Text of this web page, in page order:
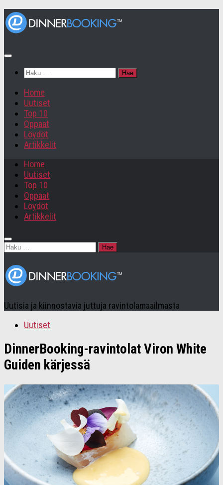
Haku:
Home
Uutiset
Top 10
Oppaat
Löydöt
Artikkelit
Home
Uutiset
Top 10
Oppaat
Löydöt
Artikkelit
Haku:
Uutisia ja kiinnostavia juttuja ravintolamaailmasta
Uutiset
DinnerBooking-ravintolat Viron White
Guiden kärjessä